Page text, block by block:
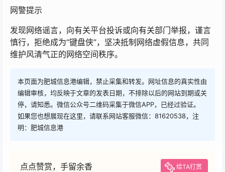
网警提示
发现网络谣言，向有关平台投诉或向有关部门举报，谨言
慎行，拒绝成为“键盘侠”，坚决抵制网络虚假信息，共同
维护风清气正的网络空间秩序。
本页面为肥城信息港编辑，禁止采集和转发。网址信息的真实性由
编辑审核，均反映于文章的发表日期，不排除以后的网站到期或关
停，请知悉。微信公众号二维码采集于微信APP，已经过验证。
如果您也想展现在这里，请联系网站客服微信：81620538，注
明：肥城信息港
点点赞赏，手留余香 给TA打赏